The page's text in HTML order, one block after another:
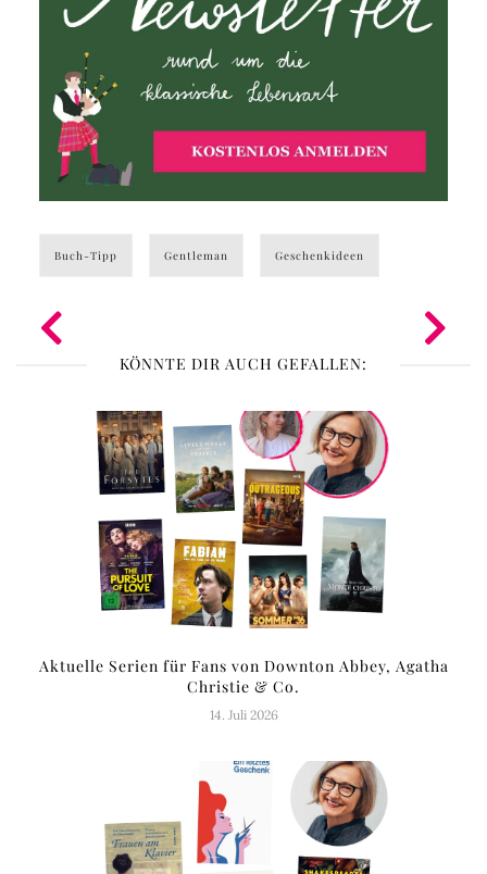
Buch-Tipp Gentleman Geschenkideen
KÖNNTE DIR AUCH GEFALLEN:
Aktuelle Serien für Fans von Downton Abbey, Agatha
Christie & Co.
14. Juli 2026